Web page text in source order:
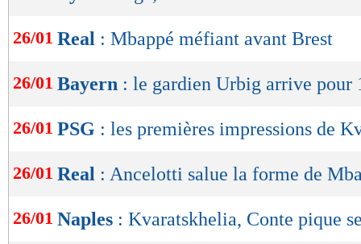
26/01 Real : Mbappé méfiant avant Brest
26/01 Bayern : le gardien Urbig arrive pour
26/01 PSG : les premières impressions de
26/01 Real : Ancelotti salue la forme de
26/01 Naples : Kvaratskhelia, Conte pique